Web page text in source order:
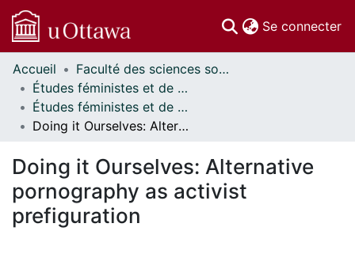
Se connecter
Communautés
et collections
Parcourir
Statistiques
À propos
Accueil
Faculté des sciences sociales // Faculty of Social Sciences
Études féministes et de genre // Feminist and Gender Studies
Études féministes et de genre - Mémoires // Feminist and Gender Studies – Research Papers
Doing it Ourselves: Alternative pornography as activist prefiguration
Doing it Ourselves: Alternative
pornography as activist
prefiguration